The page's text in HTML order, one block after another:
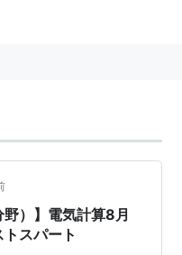
野）】電気計算8月
スパート